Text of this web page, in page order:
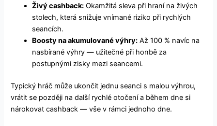
Živý cashback: Okamžitá sleva při hraní na živých
stolech, která snižuje vnímané riziko při rychlých
seancích.
Boosty na akumulované výhry: Až 100 % navíc na
nasbírané výhry — užitečné při honbě za
postupnými zisky mezi seancemi.
Typický hráč může ukončit jednu seanci s malou výhrou,
vrátit se později na další rychlé otočení a během dne si
nárokovat cashback — vše v rámci jednoho dne.